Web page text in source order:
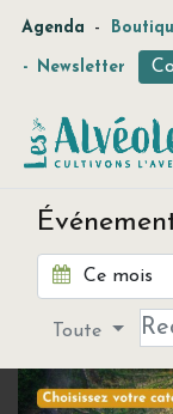
Agenda -
- Newsletter
Ce mois
Toute